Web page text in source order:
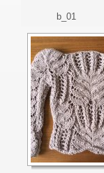
b_01